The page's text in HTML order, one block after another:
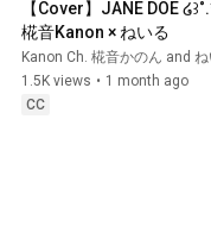
•͈)♡ ✦ 超絕Ka哇伊賀圖 Cr. 無地茶 ✧
*⑅୨୧⑅*#Magnetic
#SUPER_REAL_ME
【Cover】JANE DOE ໒
椛音Kanon × ねいる
Kanon Ch. 椛音かのん and ね
1.5K views • 1 month ago
CC